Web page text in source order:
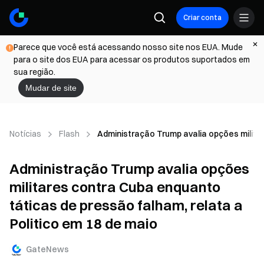
Criar conta
Parece que você está acessando nosso site nos EUA. Mude
para o site dos EUA para acessar os produtos suportados em
sua região.
Mudar de site
Notícias Flash Administração Trump avalia opções
Administração Trump avalia opções
militares contra Cuba enquanto
táticas de pressão falham, relata a
Politico em 18 de maio
GateNews